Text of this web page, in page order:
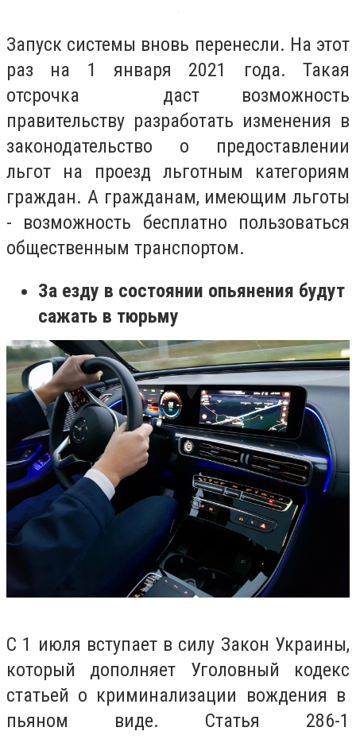
Запуск системы вновь перенесли. На этот
раз на 1 января 2021 года. Такая
отсрочка даст возможность
правительству разработать изменения в
законодательство о предоставлении
льгот на проезд льготным категориям
граждан. А гражданам, имеющим льготы
- возможность бесплатно пользоваться
общественным транспортом.
За езду в состоянии опьянения будут
сажать в тюрьму
С 1 июля вступает в силу Закон Украины,
который дополняет Уголовный кодекс
статьей о криминализации вождения в
пьяном виде. Статья 286-1